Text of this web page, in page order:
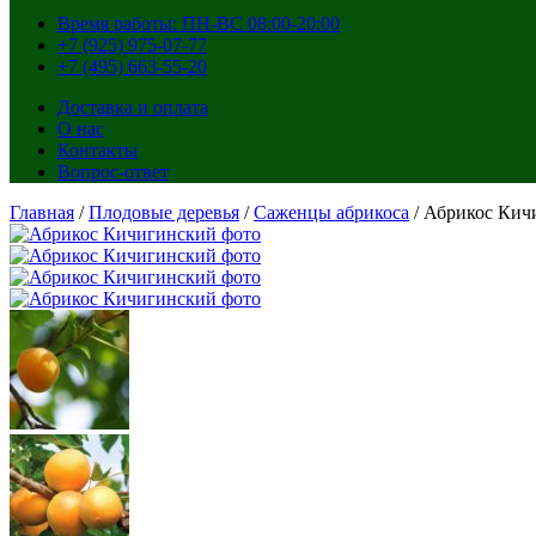
Время работы: ПН-ВС 08:00-20:00
+7 (925) 975-07-77
+7 (495) 663-55-20
Доставка и оплата
О нас
Контакты
Вопрос-ответ
Главная /Плодовые деревья /Саженцы абрикоса / Абрикос